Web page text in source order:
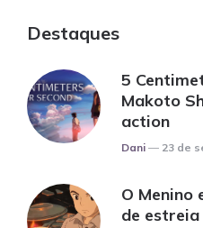
Destaques
5
Makoto
action
Posted
Dani 23 de
O Menino
de